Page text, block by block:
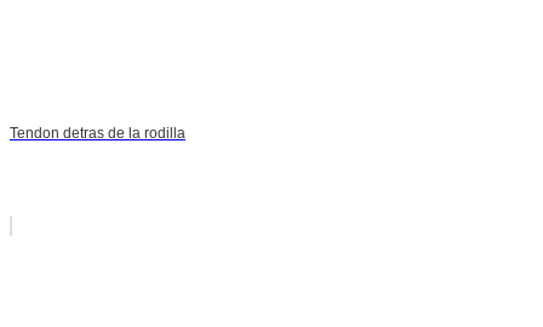
Tendon detras de la rodilla